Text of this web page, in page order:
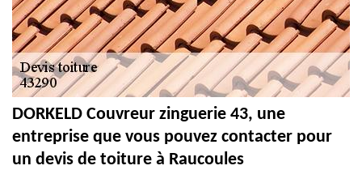
DORKELD Couvreur zinguerie 43, une
entreprise que vous pouvez contacter pour
un devis de toiture à Raucoules